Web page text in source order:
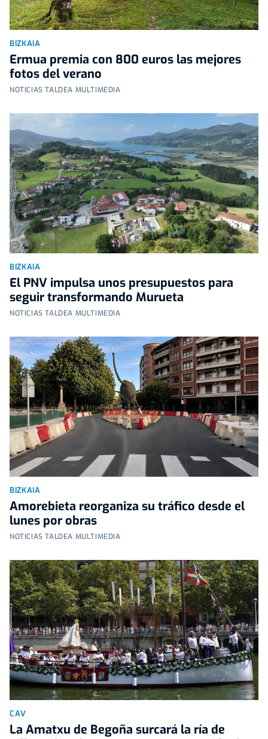
BIZKAIA
Ermua premia con 800 euros las mejores
fotos del verano
NOTICIAS TALDEA MULTIMEDIA
BIZKAIA
El PNV impulsa unos presupuestos para
seguir transformando Murueta
NOTICIAS TALDEA MULTIMEDIA
BIZKAIA
Amorebieta reorganiza su tráfico desde el
lunes por obras
NOTICIAS TALDEA MULTIMEDIA
CAV
La Amatxu de Begoña surcará la ría de